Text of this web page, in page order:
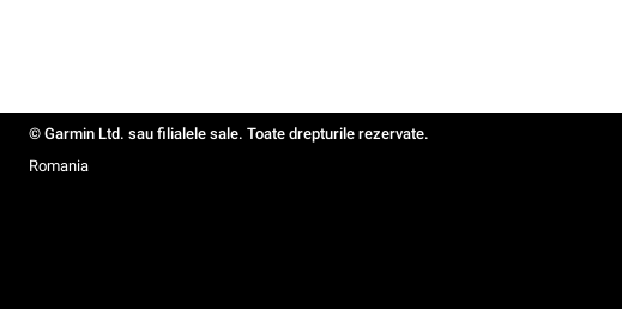
© Garmin Ltd. sau filialele sale. Toate drepturile rezervate.
Romania